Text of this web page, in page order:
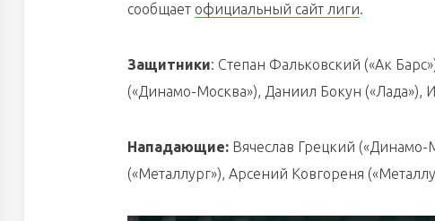
сообщает официальный сайт лиги.
Защитники: Степан Фальковский («Ак
(«Динамо-Москва»), Даниил Бокун («Лада»),
Нападающие: Вячеслав Грецкий
(«Металлург»), Арсений Ковгореня